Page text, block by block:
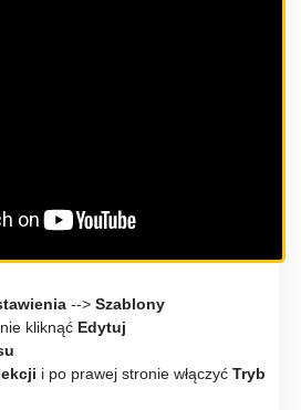
--> Szablony
kliknąć Edytuj
i po prawej stronie włączyć Tryb